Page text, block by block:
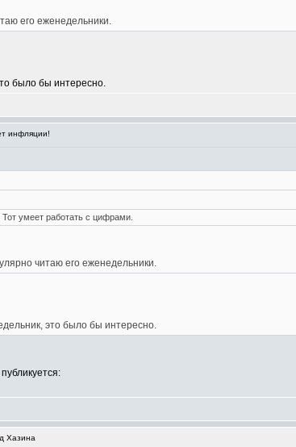
его еженедельники.
было бы интересно.
инфляции!
умеет работать с цифрами.
читаю его еженедельники.
это было бы интересно.
Хазина